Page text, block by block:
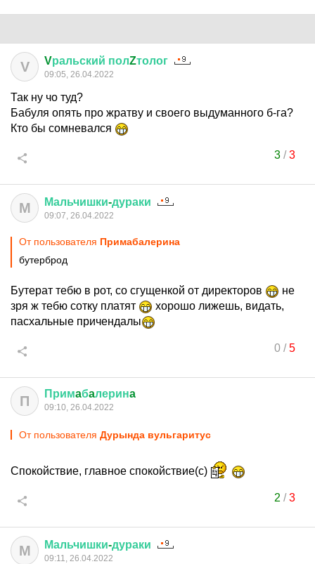
V Vральский полZтолог
09:05, 26.04.2022
Так ну чо туд?
Бабуля опять про жратву и своего выдуманного б-га?
Кто бы сомневался
3/3
М Мальчишки-дураки
09:07, 26.04.2022
От пользователя Примaбaлеринa
бутерброд
Бутерат тебю в рот, со сгущенкой от директоров
не
зря ж тебю сотку платят
хорошо лижешь, видать,
пасхальные причендалы
0/5
П Примaбaлеринa
09:10, 26.04.2022
От пользователя Дурында вульгаритус
Спокойствие, главное спокойствие(с)
2 /3
М Мальчишки-дураки
09:11, 26.04.2022